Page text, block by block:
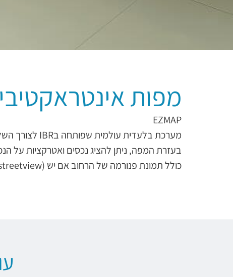
מפות
EZMAP
מערכת בלעדית עולמית שפותחה בIBR לצורך השלמת הכלים השיווקיים לנדל"ן מצליח.
בעזרת המפה, ניתן להציג נכסים ואטרקציות על
כולל תמונת פנורמה של הרחוב אם יש (streetview) וידאו, תמונות, מפרט, פנורמה, מיניסייט, ועוד ועוד.